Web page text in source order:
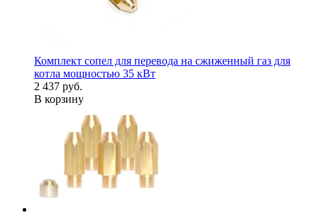
Комплект сопел для перевода на сжиженный газ для
котла мощностью 35 кВт
2 437 руб.
В корзину